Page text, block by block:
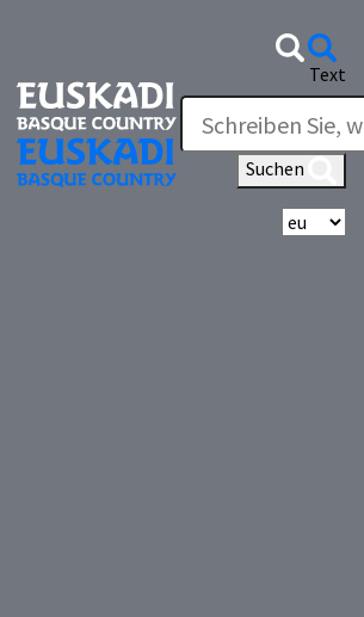
Text
Suchen